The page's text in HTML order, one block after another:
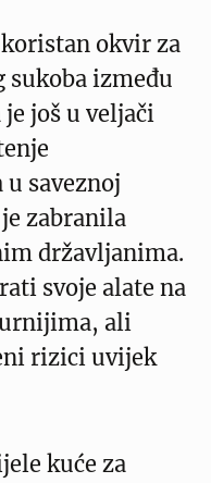
okvir za
sukoba između
još u veljači
saveznoj
zabranila
državljanima.
svoje alate na
ali
rizici uvijek
kuće za